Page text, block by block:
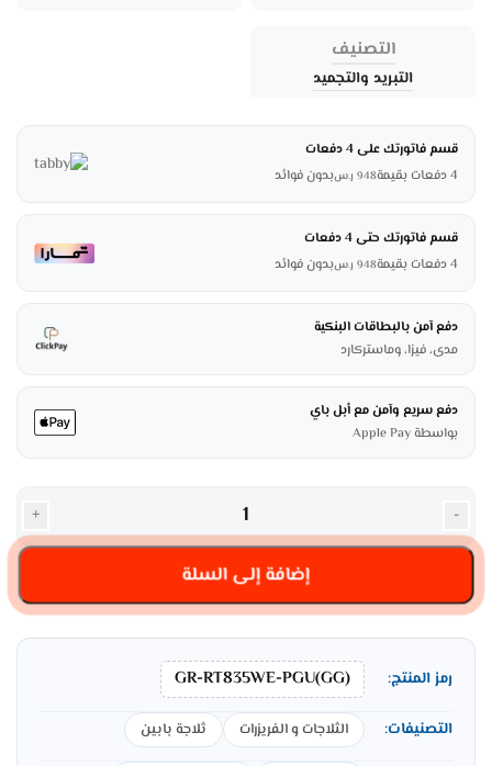
التصنيف
التبريد والتجميد
قسم فاتورتك على 4 دفعات
4 دفعات بقيمة
948 ر.سبدون فوائد
قسم فاتورتك حتى 4 دفعات
4 دفعات بقيمة
948 ر.سبدون فوائد
دفع آمن بالبطاقات البنكية
مدى، فيزا، وماستركارد
دفع سريع وآمن مع أبل باي
بواسطة Apple Pay
-
+
إضافة إلى السلة
رمز المنتج: GR-RT835WE-PGU(GG)
التصنيفات: الثلاجات و الفريزرات ثلاجة بابين